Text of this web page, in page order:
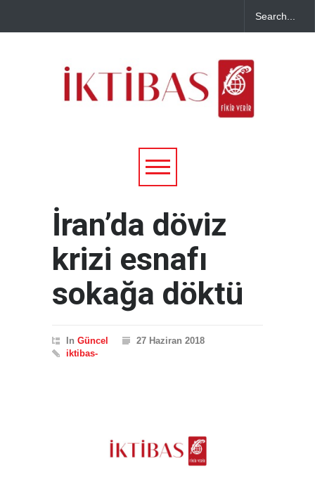
İran’da döviz
krizi esnafı
sokağa döktü
In Güncel
27 Haziran 2018
iktibas-